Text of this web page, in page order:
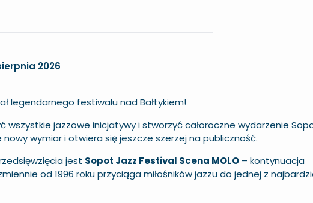
2026
legendarnego festiwalu nad Bałtykiem!
wszystkie jazzowe inicjatywy i stworzyć całoroczne wydarzenie
wymiar i otwiera się jeszcze szerzej na publiczność.
jest Sopot Jazz Festival Scena MOLO – kontynuacja
od 1996 roku przyciąga miłośników jazzu do jednej z